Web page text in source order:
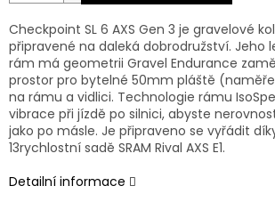
Checkpoint SL 6 AXS Gen 3 je gravelové
připravené na daleká dobrodružství. Jeho
rám má geometrii Gravel Endurance
prostor pro bytelné 50mm pláště
na rámu a vidlici. Technologie rámu
vibrace při jízdě po silnici, abyste
jako po másle. Je připraveno se vyřádit
13rychlostní sadě SRAM Rival AXS E1.
Detailní informace